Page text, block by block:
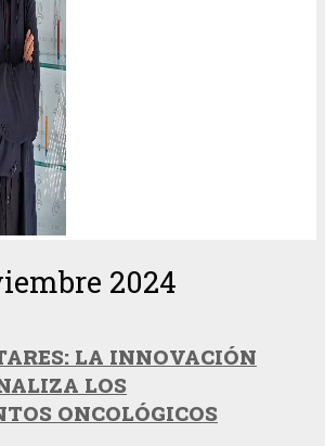
2024
LA INNOVACIÓN
LOS
ONCOLÓGICOS